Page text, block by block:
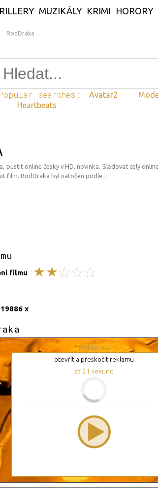
MUZIKÁLY KRIMI HORORY
RodDraka
Popular searches: Avatar2
Heartbeats
pustit online česky v HD, novinka. Sledovat celý
film. RodDraka byl natočen podle
filmu
x
Reklama
otevřít a přeskočit reklamu
za 20 sekund